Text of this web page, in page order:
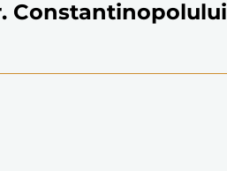
Constantinopolului